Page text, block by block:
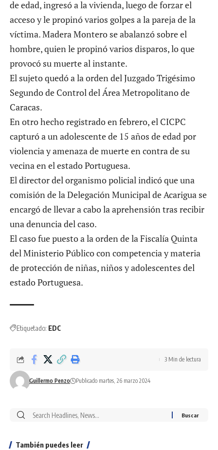
de edad, ingresó a la vivienda, luego de forzar el
acceso y le propinó varios golpes a la pareja de la
víctima. Madera Montero se abalanzó sobre el
hombre, quien le propinó varios disparos, lo que
provocó su muerte al instante.
El sujeto quedó a la orden del Juzgado Trigésimo
Segundo de Control del Área Metropolitano de
Caracas.
En otro hecho registrado en febrero, el CICPC
capturó a un adolescente de 15 años de edad por
violencia y amenaza de muerte en contra de su
vecina en el estado Portuguesa.
El director del organismo policial indicó que una
comisión de la Delegación Municipal de Acarigua se
encargó de llevar a cabo la aprehensión tras recibir
una denuncia del caso.
El caso fue puesto a la orden de la Fiscalía Quinta
del Ministerio Público con competencia y materia
de protección de niñas, niños y adolescentes del
estado Portuguesa.
Etiquetado: EDC
Guillermo Penzo Publicado martes, 26 marzo 2024
3 Min de lectura
También puedes leer